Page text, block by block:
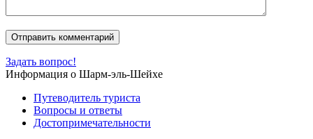
Задать вопрос!
Информация о Шарм-эль-Шейхе
Путеводитель туриста
Вопросы и ответы
Достопримечательности